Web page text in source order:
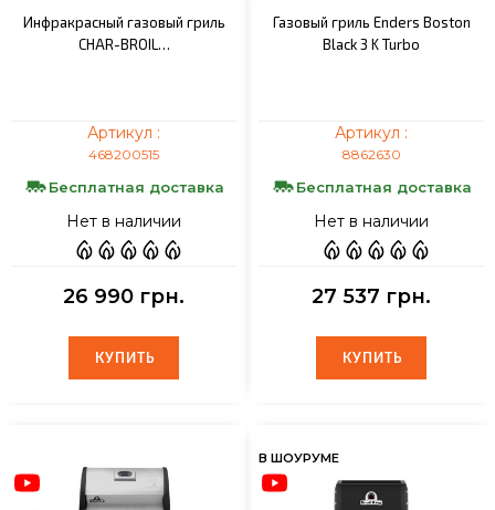
Инфракрасный газовый гриль
CHAR-BROIL…
Артикул :
468200515
Бесплатная доставка
Нет в наличии
26 990 грн.
КУПИТЬ
КУПИТЬ
Газовый гриль Enders Boston
Black 3 K Turbo
Артикул :
8862630
Бесплатная доставка
Нет в наличии
27 537 грн.
КУПИТЬ
КУПИТЬ
В ШОУРУМЕ